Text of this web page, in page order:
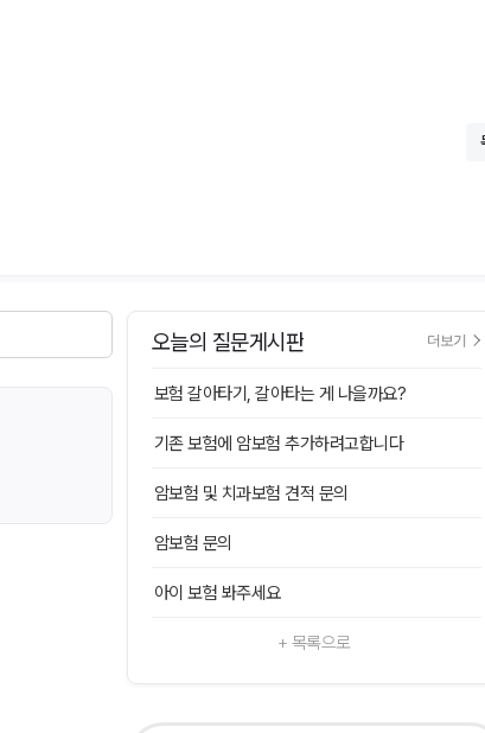
오늘의 질문게시판 더보기
보험 갈아타기, 갈아타는 게 나을까요?
기존 보험에 암보험 추가하려고합니다
암보험 및 치과보험 견적 문의
암보험 문의
아이 보험 봐주세요
+ 목록으로